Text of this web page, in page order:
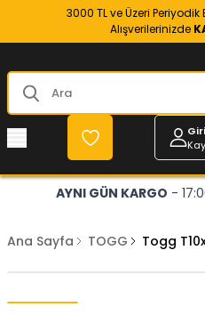
3000 TL ve Üzeri
Alışverilerinizde
AYNI GÜN KARGO -
Ana Sayfa TOGG Togg